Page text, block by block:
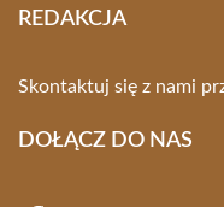
REDAKCJA
Skontaktuj się z nami
DOŁĄCZ DO NAS